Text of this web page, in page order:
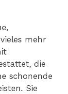
mehr
die
schonende
Sie